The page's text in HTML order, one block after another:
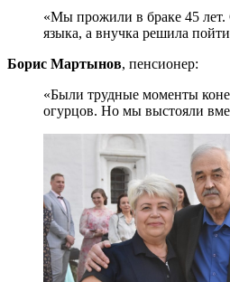
«Мы прожили в браке 45 лет.
языка, а внучка решила
Борис Мартынов, пенсионер:
«Были трудные моменты
огурцов. Но мы выстояли